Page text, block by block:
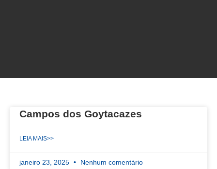
Campos dos Goytacazes
LEIA MAIS>>
janeiro 23, 2025 Nenhum comentário